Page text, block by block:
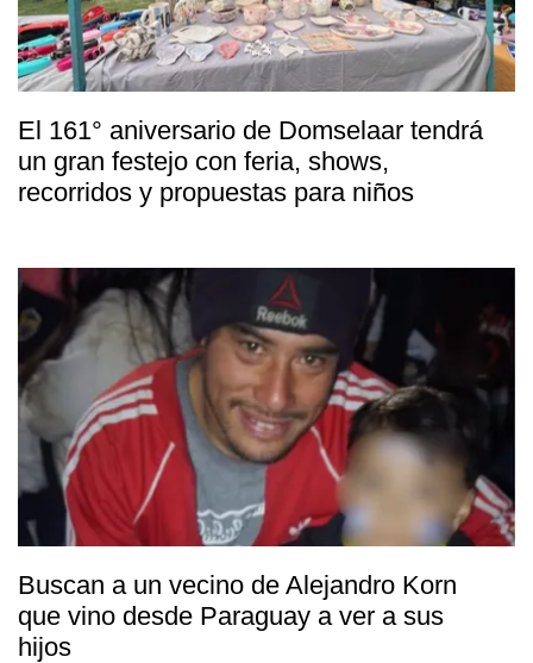
El 161° aniversario de Domselaar tendrá
un gran festejo con feria, shows,
recorridos y propuestas para niños
Buscan a un vecino de Alejandro Korn
que vino desde Paraguay a ver a sus
hijos